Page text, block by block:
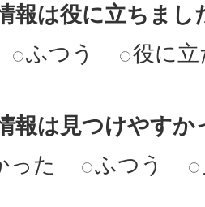
報は役に立ちまし
ふつう 役に
報は見つけやすか
った
ふつう